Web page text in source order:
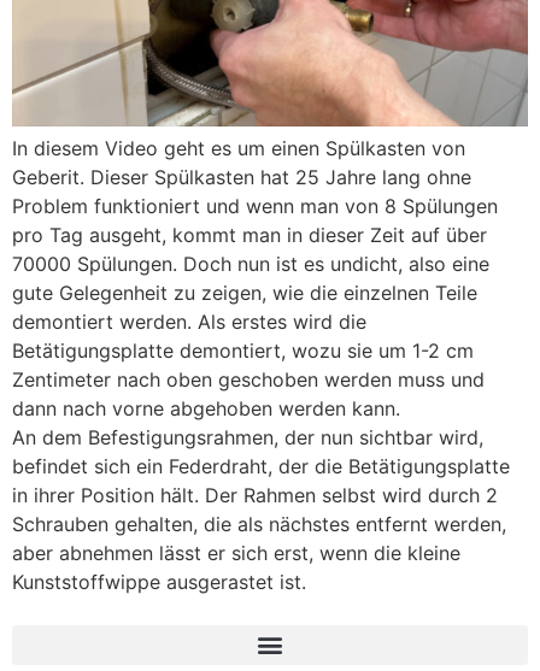
In diesem Video geht es um einen Spülkasten von
Geberit. Dieser Spülkasten hat 25 Jahre lang ohne
Problem funktioniert und wenn man von 8 Spülungen
pro Tag ausgeht, kommt man in dieser Zeit auf über
70000 Spülungen. Doch nun ist es undicht, also eine
gute Gelegenheit zu zeigen, wie die einzelnen Teile
demontiert werden. Als erstes wird die
Betätigungsplatte demontiert, wozu sie um 1-2 cm
Zentimeter nach oben geschoben werden muss und
dann nach vorne abgehoben werden kann.
An dem Befestigungsrahmen, der nun sichtbar wird,
befindet sich ein Federdraht, der die Betätigungsplatte
in ihrer Position hält. Der Rahmen selbst wird durch 2
Schrauben gehalten, die als nächstes entfernt werden,
aber abnehmen lässt er sich erst, wenn die kleine
Kunststoffwippe ausgerastet ist.